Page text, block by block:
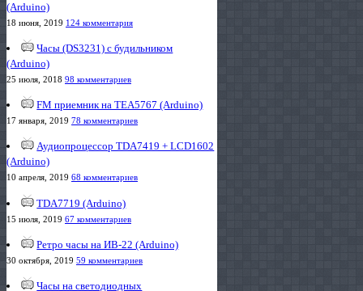
(Arduino)
18 июня, 2019 124 комментария
Часы (DS3231) с будильником
(Arduino)
25 июля, 2018 98 комментариев
FM приемник на TEA5767 (Arduino)
17 января, 2019 78 комментариев
Аудиопроцессор TDA7419 + LCD1602
(Arduino)
10 апреля, 2019 68 комментариев
TDA7719 (Arduino)
15 июля, 2019 67 комментариев
Ретро часы на ИВ-22 (Arduino)
30 октября, 2019 59 комментариев
Часы на светодиодных